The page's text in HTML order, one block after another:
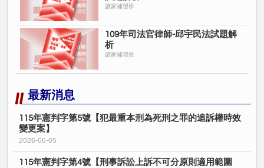
讀家補習班
109年司法官律師-邱宇民法試題解
析
讀家補習班
最新消息
115年憲判字第5號【犯最重本刑為死刑之罪的追訴權時效
變更案】
2026-06-05
115年憲判字第4號【刑事訴訟上訴不可分原則適用範圍